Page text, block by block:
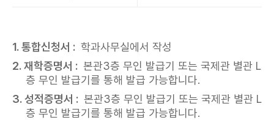
1. 통합신청서 : 학과사무실에서 작성
2. 재학증명서 : 본관3층 무인 발급기 또는 국제관 별관 L
층 무인 발급기를 통해 발급 가능합니다.
3. 성적증명서 : 본관3층 무인 발급기 또는 국제관 별관 L
층 무인 발급기를 통해 발급 가능합니다.